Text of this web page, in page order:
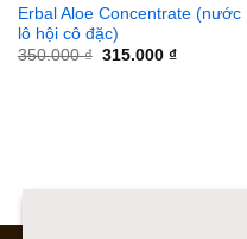
Erbal Aloe Concentrate (nước
lô hội cô đặc)
350.000₫ Giá
315.000 ₫Giá